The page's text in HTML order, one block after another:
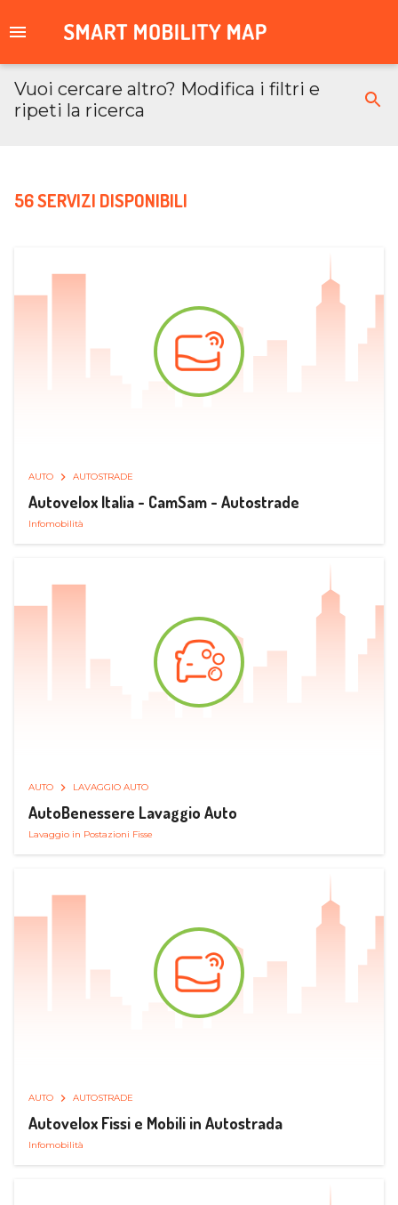
Vuoi cercare altro? Modifica i filtri e
ripeti la ricerca
56 SERVIZI DISPONIBILI
AUTO AUTOSTRADE
Autovelox Italia - CamSam - Autostrade
Infomobilità
AUTO LAVAGGIO AUTO
AutoBenessere Lavaggio Auto
Lavaggio in Postazioni Fisse
AUTO AUTOSTRADE
Autovelox Fissi e Mobili in Autostrada
Infomobilità